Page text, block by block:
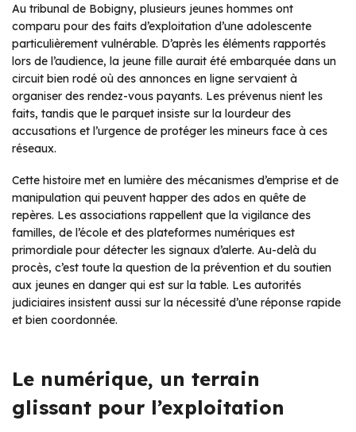
Au tribunal de Bobigny, plusieurs jeunes hommes ont
comparu pour des faits d’exploitation d’une adolescente
particulièrement vulnérable. D’après les éléments rapportés
lors de l’audience, la jeune fille aurait été embarquée dans un
circuit bien rodé où des annonces en ligne servaient à
organiser des rendez-vous payants. Les prévenus nient les
faits, tandis que le parquet insiste sur la lourdeur des
accusations et l’urgence de protéger les mineurs face à ces
réseaux.
Cette histoire met en lumière des mécanismes d’emprise et de
manipulation qui peuvent happer des ados en quête de
repères. Les associations rappellent que la vigilance des
familles, de l’école et des plateformes numériques est
primordiale pour détecter les signaux d’alerte. Au-delà du
procès, c’est toute la question de la prévention et du soutien
aux jeunes en danger qui est sur la table. Les autorités
judiciaires insistent aussi sur la nécessité d’une réponse rapide
et bien coordonnée.
Le numérique, un terrain
glissant pour l’exploitation